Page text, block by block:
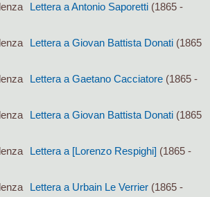
Lettera a Antonio Saporetti (1865 -
Lettera a Giovan Battista Donati (1865
Lettera a Gaetano Cacciatore (1865 -
Lettera a Giovan Battista Donati (1865
Lettera a [Lorenzo Respighi] (1865 -
Lettera a Urbain Le Verrier (1865 -